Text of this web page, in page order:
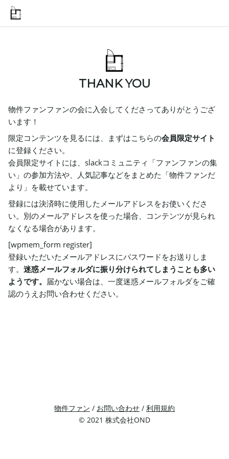
THANK YOU
物件ファンファンの会に入会してくださってありがとうござ
います！
限定コンテンツを見るには、まずはこちらの会員限定サイト
に登録ください。
会員限定サイトには、slackコミュニティ「ファンファンの集
い」の参加方法や、人気記事などをまとめた「物件ファンだ
より」を載せています。
登録には決済時に使用したメールアドレスをお使いくださ
い。別のメールアドレスを使った場合、コンテンツが見られ
なくなる場合があります。
[wpmem_form register]
登録いただいたメールアドレスにパスワードをお送りしま
す。 迷惑メールフォルダに振り分けられてしまうことも多い
ようです。 届かない場合は、一度迷惑メールフォルダをご確
認のうえお問い合わせください。
物件ファン / お問い合わせ / 利用規約
© 2021 株式会社OND